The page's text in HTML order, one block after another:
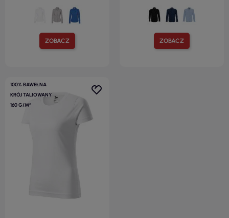
ZOBACZ ZOBACZ
100% BAWEŁNA
KRÓJ TALIOWANY
160 G/M²